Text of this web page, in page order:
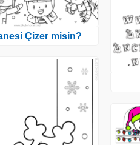
Çizer misin?